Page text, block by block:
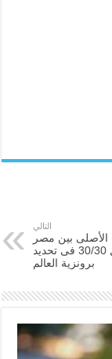
التالي
الأصلى بين مصر
وكرواتيا بالتعادل 30/30 فى تحديد
برونزية العالم